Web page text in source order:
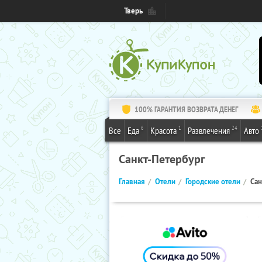
Тверь
100% ГАРАНТИЯ ВОЗВРАТА ДЕНЕГ
Все Еда 6 Красота 1 Развлечения 24 Авто
Санкт-Петербург
Главная Отели Городские отели